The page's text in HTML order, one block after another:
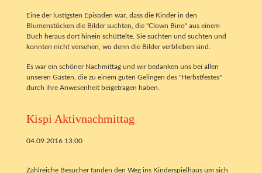
Eine der lustigsten Episoden war, dass die Kinder in den
Blumenstöcken die Bilder suchten, die "Clown Bino" aus einem
Buch heraus dort hinein schüttelte. Sie suchten und suchten und
konnten nicht versehen, wo denn die Bilder verblieben sind.
Es war ein schöner Nachmittag und wir bedanken uns bei allen
unseren Gästen, die zu einem guten Gelingen des "Herbstfestes"
durch ihre Anwesenheit beigetragen haben.
Kispi Aktivnachmittag
04.09.2016 13:00
Zahlreiche Besucher fanden den Weg ins Kinderspielhaus um sich